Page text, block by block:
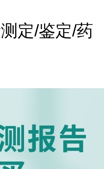
定/鉴定/药